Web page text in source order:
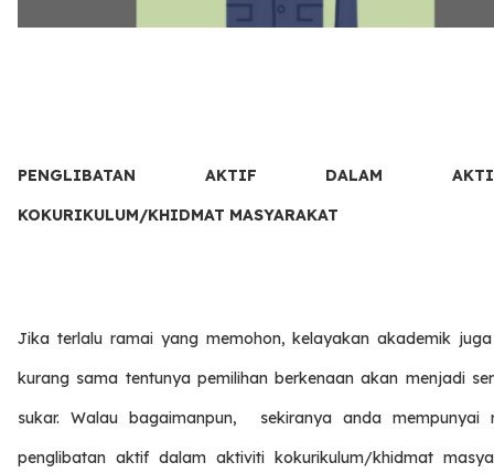
PENGLIBATAN AKTIF DALAM
KOKURIKULUM/KHIDMAT MASYARAKAT
Jika terlalu ramai yang memohon, kelayakan akademik
kurang sama tentunya pemilihan berkenaan akan menjadi
sukar. Walau bagaimanpun, sekiranya anda mempunyai
penglibatan aktif dalam aktiviti kokurikulum/khidmat